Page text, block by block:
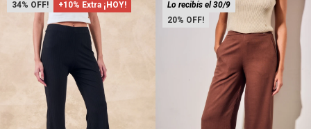
34 +10% Extra ¡HOY!
20
Lo recibís el 30/9